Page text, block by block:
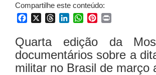
Compartilhe este conteúdo:
FacebookThreadsLinkedInWhatsApp
Pinterest
Quarta edição da
documentários sobre a
militar no Brasil de março